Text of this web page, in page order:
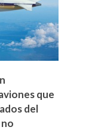
que
del